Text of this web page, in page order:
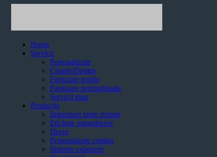
Home
Servicii
Personalizare
Creație/Design
Furnizare textile
Furnizare promoționale
Servicii tipar
Producție
Imprimare large format
Etichete autoadezive
Decor
Personalizare cutting
Sisteme expunere